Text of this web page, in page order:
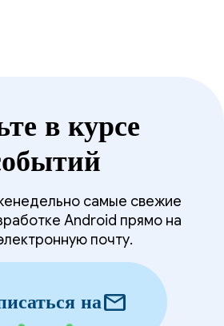
в курсе
самые свежие
Android прямо на
почту.
наmail